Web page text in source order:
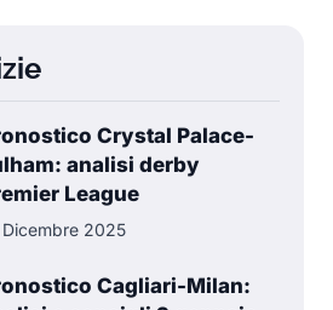
Crystal Palace-
analisi derby
League
Dicembre 2025
Cagliari-Milan: